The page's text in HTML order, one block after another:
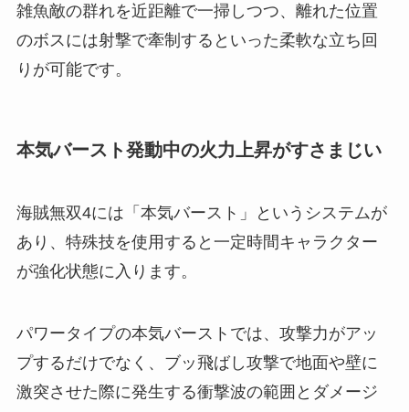
雑魚敵の群れを近距離で一掃しつつ、離れた位置
のボスには射撃で牽制するといった柔軟な立ち回
りが可能です。
本気バースト発動中の火力上昇がすさまじい
海賊無双4には「本気バースト」というシステムが
あり、特殊技を使用すると一定時間キャラクター
が強化状態に入ります。
パワータイプの本気バーストでは、攻撃力がアッ
プするだけでなく、ブッ飛ばし攻撃で地面や壁に
激突させた際に発生する衝撃波の範囲とダメージ